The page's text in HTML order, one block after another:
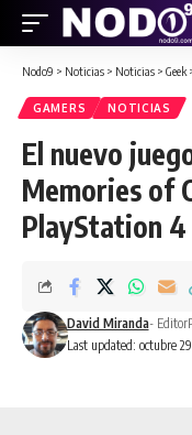
Nodo9 > Noticias > Noticias > Geek
GAMERS NOTICIAS
El nuevo
Memories of
PlayStation 4
Last updated: octubre
David Miranda- Editor